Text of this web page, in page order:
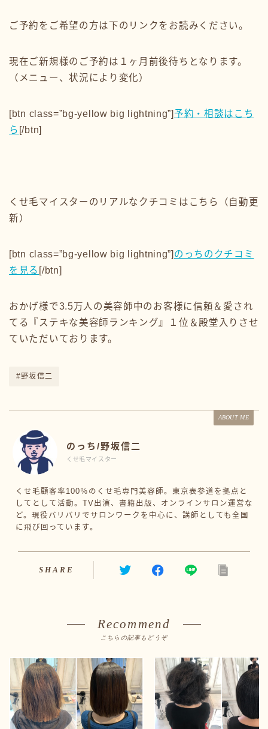
ご予約をご希望の方は下のリンクをお読みください。
現在ご新規様のご予約は１ヶ月前後待ちとなります。
（メニュー、状況により変化）
[btn class=”bg-yellow big lightning”]予約・相談はこち
ら [/btn]
くせ毛マイスターのリアルなクチコミはこちら（自動更
新）
[btn class=”bg-yellow big lightning”] のっちのクチコミ
を見る [/btn]
おかげ様で3.5万人の美容師中のお客様に信頼＆愛され
てる『ステキな美容師ランキング』１位＆殿堂入りさせ
ていただいております。
#野坂信二
ABOUT ME
のっち/野坂信二
くせ毛マイスター
くせ毛顧客率100％のくせ毛専門美容師。東京表参道を拠点と
してとして活動。TV出演、書籍出版、オンラインサロン運営な
ど。現役バリバリでサロンワークを中心に、講師としても全国
に飛び回っています。
SHARE
Recommend
こちらの記事もどうぞ